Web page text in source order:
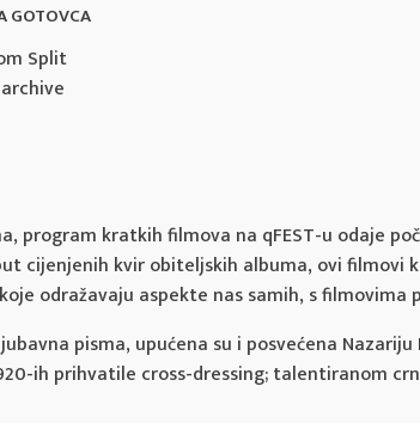
Split
GOTOVCA
program kratkih filmova na qFEST-u odaje
cijenjenih kvir obiteljskih albuma, ovi
odražavaju aspekte nas samih, s
pisma, upućena su i posvećena
ih prihvatile cross-dressing; talentiranom